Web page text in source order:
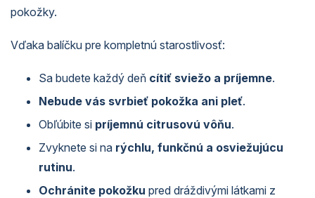
pokožky.
Vďaka balíčku pre kompletnú starostlivosť:
Sa budete každý deň cítiť sviežo a príjemne.
Nebude vás svrbieť pokožka ani pleť.
Obľúbite si príjemnú citrusovú vôňu.
Zvyknete si na rýchlu, funkčnú a osviežujúcu
rutinu.
Ochránite pokožku pred dráždivými látkami z